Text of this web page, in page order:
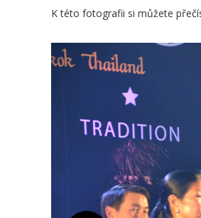
K této fotografii si můžete